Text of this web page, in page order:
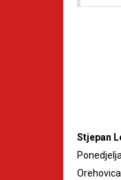
Stjepan
Orehovica